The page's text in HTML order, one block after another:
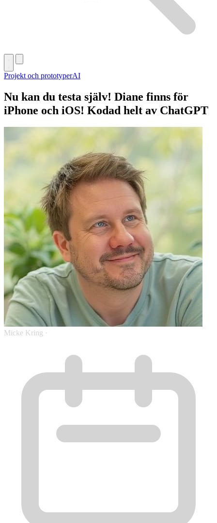
Projekt och prototyperAI
Nu kan du testa själv! Diane finns för
iPhone och iOS! Kodad helt av ChatGPT
Micke Kring ·